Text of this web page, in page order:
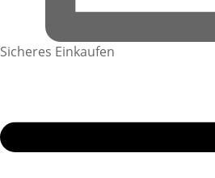
Sicheres Einkaufen